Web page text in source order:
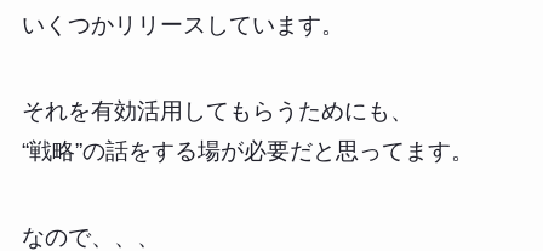
いくつかリリースしています。
それを有効活用してもらうためにも、
“戦略”の話をする場が必要だと思ってます。
なので、、、